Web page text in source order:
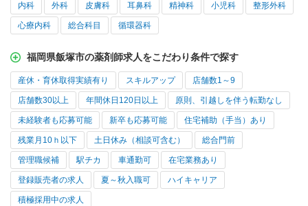
内科 外科 皮膚科 耳鼻科 精神科 小児科 整形外科
心療内科 総合科目 循環器科
福岡県飯塚市の薬剤師求人をこだわり条件で探す
産休・育休取得実績有り スキルアップ 店舗数1～9
店舗数30以上 年間休日120日以上 原則、引越しを伴う転勤なし
未経験者も応募可能 新卒も応募可能 住宅補助（手当）あり
残業月10ｈ以下 土日休み（相談可含む） 総合門前
管理職候補 駅チカ 車通勤可 在宅業務あり
登録販売者の求人 夏～秋入職可 ハイキャリア
積極採用中の求人